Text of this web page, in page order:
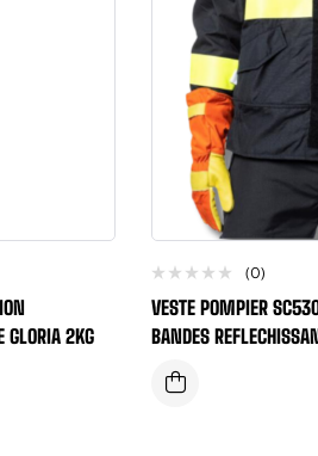
2KG
(0)
VESTE POMPIER
BANDES